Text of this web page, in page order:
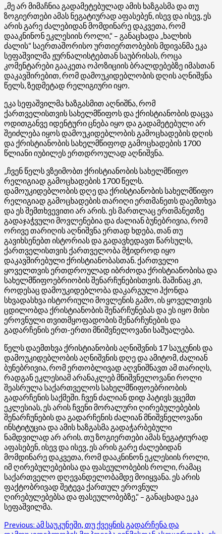
„მე არ მიმაჩნია გადამეტებულად ამის ხაზგასმა და თუ
ზოგიერთები ამას ნეგატიურად აფასებენ, ისევ და ისევ, ეს
არის გარე ძალებიდან მომდინარე დაკვეთა, რომ
დააკნინონ ეკლესიის როლი,“ – განაცხადა „ხალხის
ძალის“ საერთაშორისო ურთიერთობების მდივანმა ეკა
სეფაშვილმა ჟურნალისტებთან საუბრისას, როცა
კომენტარები გააკეთა ოპოზიციის ბრალდებებზე იმასთან
დაკავშირებით, რომ დამოუკიდებლობის დღის აღნიშვნა
წელს, ზედმეტად რელიგიური იყო.
ეკა სეფაშვილმა ხაზგასმით აღნიშნა, რომ
ქართველისთვის სახელმწიფოს და ქრისტიანობის დაცვა
ოდითგანვე იდენტური ცნება იყო და გადამეტებული არ
შეიძლება იყოს დამოუკიდებლობის გამოცხადების დღის
და ქრისტიანობის სახელმწიფოდ გამოცხადების 1700
წლიანი იუბილეს ერთდროულად აღნიშვნა.
„ჩვენ წელს ვზეიმობთ ქრისტიანობის სახელმწიფო
რელიგიად გამოცხადების 1700 წელს.
დამოუკიდებლობის დღე და ქრისტიანობის სახელმწიფო
რელიგიად გამოცხადების თარიღი ერთმანეთს დაემთხვა
და ეს შემთხვევითი არ არის. ეს მართლაც ერთმანეთზე
გადაჯაჭვული მოვლენებია და ძალიან ბუნებრივია, რომ
ორივე თარიღის აღნიშვნა ერთად ხდება, თან თუ
გავიხსენებთ ისტორიას და გადავხედავთ წარსულს,
ქართველისთვის ქართველობა მჭიდროდ იყო
დაკავშირებული ქრისტიანობასთან. ქართველი
ყოველთვის ერთდროულად იბრძოდა ქრისტიანობისა და
სახელმწიფოებრიობის შენარჩუნებისთვის. მაშინაც კი,
როდესაც დამოუკიდებლობა დაკარგული ჰქონდა
სხვადასხვა ისტორიული მოვლენის გამო, ის ყოველთვის
ცდილობდა ქრისტიანობის შენარჩუნებას და ეს იყო მისი
ეროვნული თვითმყოფადობის შენარჩუნების და
გადარჩენის ერთ-ერთი მნიშვნელოვანი საშუალება.
წელს დაემთხვა ქრისტიანობის აღნიშვნის 17 საუკუნის და
დამოუკიდებლობის აღნიშვნის დღე და ამიტომ, ძალიან
ბუნებრივია, რომ ერთობლივად აღვნიშნავთ ამ თარიღს,
რადგან ეკლესიამ არანაკლებ მნიშვნელოვანი როლი
შეასრულა საქართველოს სახელმწიფოებრიობის
გადარჩენის საქმეში. ჩვენ ძალიან დიდ პატივს ვცემთ
ეკლესიას, ეს არის ჩვენი მორალური ღირებულებების
შენარჩუნების და გადარჩენის ძალიან მნიშვნელოვანი
ინსტიტუცია და ამის ხაზგასმა გადაჭარბებული
ნამდვილად არ არის. თუ ზოგიერთები ამას ნეგატიურად
აფასებენ, ისევ და ისევ, ეს არის გარე ძალებიდან
მომდინარე დაკვეთა, რომ დააკნინონ ეკლესიის როლი,
იმ ღირებულებებისა და ფასეულობების როლი, რამაც
საქართველო დღევანდელობამდე მოიყვანა. ეს არის
ფაქტობრივად შეტევა ქართულ ეროვნულ
ღირებულებებსა და ფასეულობებზე,“ – განაცხადა ეკა
სეფაშვილმა.
Post
Previous: ამ საუკუნეში, თუ ქვეყნის გადარჩენა და